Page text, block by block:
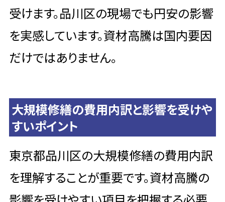
受けます。品川区の現場でも円安の影響
を実感しています。資材高騰は国内要因
だけではありません。
大規模修繕の費用内訳と影響を受けや
すいポイント
東京都品川区の大規模修繕の費用内訳
を理解することが重要です。資材高騰の